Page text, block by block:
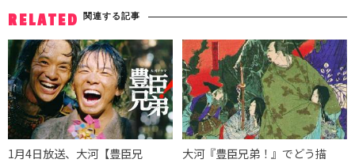
RELATED 関連する記事
1月4日放送、大河【豊臣兄
大河『豊臣兄弟！』でどう描